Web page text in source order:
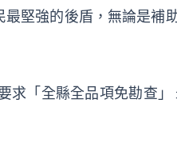
堅強的後盾，無論是補
求「全縣全品項免勘查」